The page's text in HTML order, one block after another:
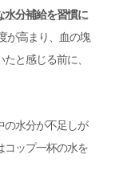
水分補給を習慣に
が高まり、血の塊
と感じる前に、
の水分が不足しが
コップ一杯の水を